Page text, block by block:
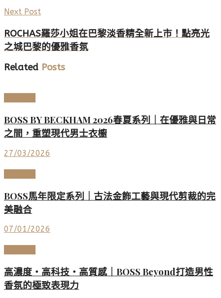
Next Post
ROCHAS羅莎小姐在巴黎淡香精全新上市！點亮光
之城巴黎的優雅香氛
Related Posts
BOSS BY BECKHAM 2026春夏系列｜在優雅與日常
之間，重塑現代男士衣櫥
27/03/2026
BOSS馬年限定系列｜古法金飾工藝與現代剪裁的完
美融合
07/01/2026
高濃度・高科技・高質感｜BOSS Beyond打造男性
香氛的極致表現力